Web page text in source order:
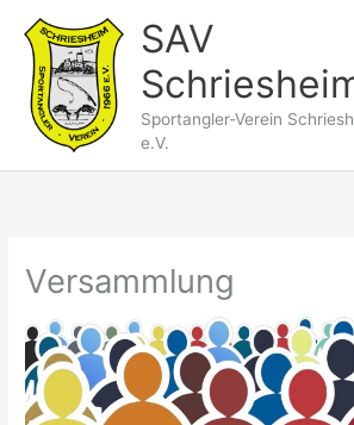
Inhalt
springen
SAV
Sportangler-Verein
e.V.
Versammlung